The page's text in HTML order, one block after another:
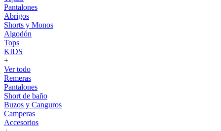
Pantalones
Abrigos
Shorts y Monos
Algodón
Tops
KIDS
+
Ver todo
Remeras
Pantalones
Short de baño
Buzos y Canguros
Camperas
Accesorios